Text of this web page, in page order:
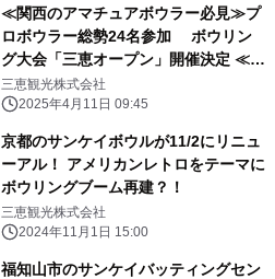
≪関西のアマチュアボウラー必見≫プ
ロボウラー総勢24名参加 ボウリン
グ大会「三恵オープン」開催決定 ≪今
年はアマチュア賞品が豪華に！≫
三恵観光株式会社
2025年4月11日 09:45
京都のサンケイボウルが11/2にリニュ
ーアル！ アメリカンレトロをテーマに
ボウリングブーム再建？！
三恵観光株式会社
2024年11月1日 15:00
福知山市のサンケイバッティングセン